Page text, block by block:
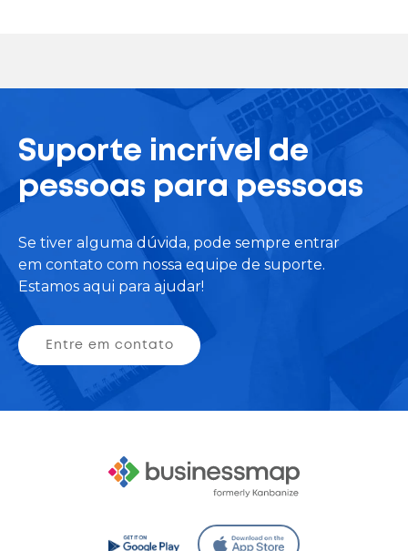
Suporte incrível de
pessoas para pessoas
Se tiver alguma dúvida, pode sempre entrar
em contato com nossa equipe de suporte.
Estamos aqui para ajudar!
Entre em contato